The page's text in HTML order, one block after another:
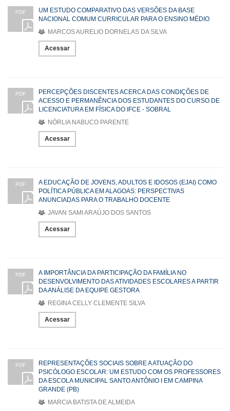
PDF
UM ESTUDO COMPARATIVO DAS VERSÕES DA BASE
NACIONAL COMUM CURRICULAR PARA O ENSINO MÉDIO
MARCOS AURELIO DORNELAS DA SILVA
Acessar
PDF
PERCEPÇÕES DISCENTES ACERCA DAS CONDIÇÕES DE
ACESSO E PERMANÊNCIA DOS ESTUDANTES DO CURSO DE
LICENCIATURA EM FÍSICA DO IFCE - SOBRAL
NÓRLIA NABUCO PARENTE
Acessar
PDF
A EDUCAÇÃO DE JOVENS, ADULTOS E IDOSOS (EJAI) COMO
POLÍTICA PÚBLICA EM ALAGOAS: PERSPECTIVAS
ANUNCIADAS PARA O TRABALHO DOCENTE
JAVAN SAMI ARAÚJO DOS SANTOS
Acessar
PDF
A IMPORTÂNCIA DA PARTICIPAÇÃO DA FAMÍLIA NO
DESENVOLVIMENTO DAS ATIVIDADES ESCOLARES A PARTIR
DA ANÁLISE DA EQUIPE GESTORA
REGINA CELLY CLEMENTE SILVA
Acessar
PDF
REPRESENTAÇÕES SOCIAIS SOBRE A ATUAÇÃO DO
PSICÓLOGO ESCOLAR: UM ESTUDO COM OS PROFESSORES
DA ESCOLA MUNICIPAL SANTO ANTÔNIO I EM CAMPINA
GRANDE (PB)
MARCIA BATISTA DE ALMEIDA